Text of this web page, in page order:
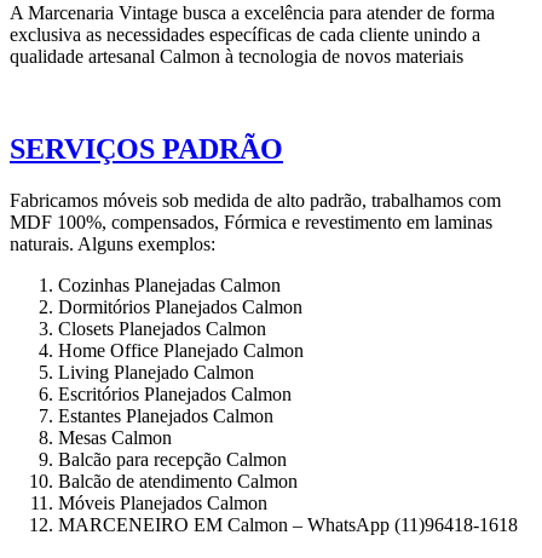
A Marcenaria Vintage busca a excelência para atender de forma
exclusiva as necessidades específicas de cada cliente unindo a
qualidade artesanal Calmon à tecnologia de novos materiais
SERVIÇOS PADRÃO
Fabricamos móveis sob medida de alto padrão, trabalhamos com
MDF 100%, compensados, Fórmica e revestimento em laminas
naturais. Alguns exemplos:
Cozinhas Planejadas Calmon
Dormitórios Planejados Calmon
Closets Planejados Calmon
Home Office Planejado Calmon
Living Planejado Calmon
Escritórios Planejados Calmon
Estantes Planejados Calmon
Mesas Calmon
Balcão para recepção Calmon
Balcão de atendimento Calmon
Móveis Planejados Calmon
MARCENEIRO EM Calmon – WhatsApp (11)96418-1618